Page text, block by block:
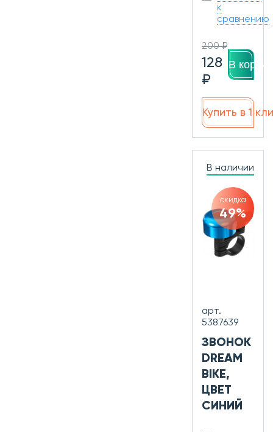
к
сравнению
200 ₽
128
₽
В
Купить в 1
В наличии
скидка
49%
арт.
5387639
ЗВОНОК
DREAM
BIKE,
ЦВЕТ
СИНИЙ